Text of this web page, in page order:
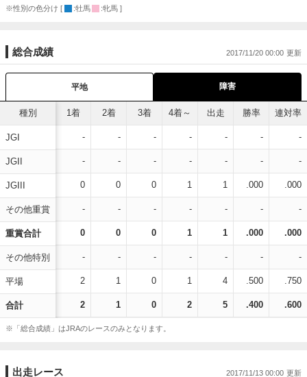
※性別の色分け [ :牡馬 :牝馬 ]
総合成績 2017/11/20 00:00
平地 障害
種別
JGI
JGII
JGIII
その他重賞
重賞合計
その他特別
平場
合計
1着 2着 3着 4着～ 出走 勝率 連対率
- - - - - - -
- - - - - - -
0 0 0 1 1 .000 .000
- - - - - - -
0 0 0 1 1 .000 .000
- - - - - - -
2 1 0 1 4 .500 .750
2 1 0 2 5 .400 .600
※「総合成績」はJRAのレースのみとなります。
出走レース 2017/11/13 00:00